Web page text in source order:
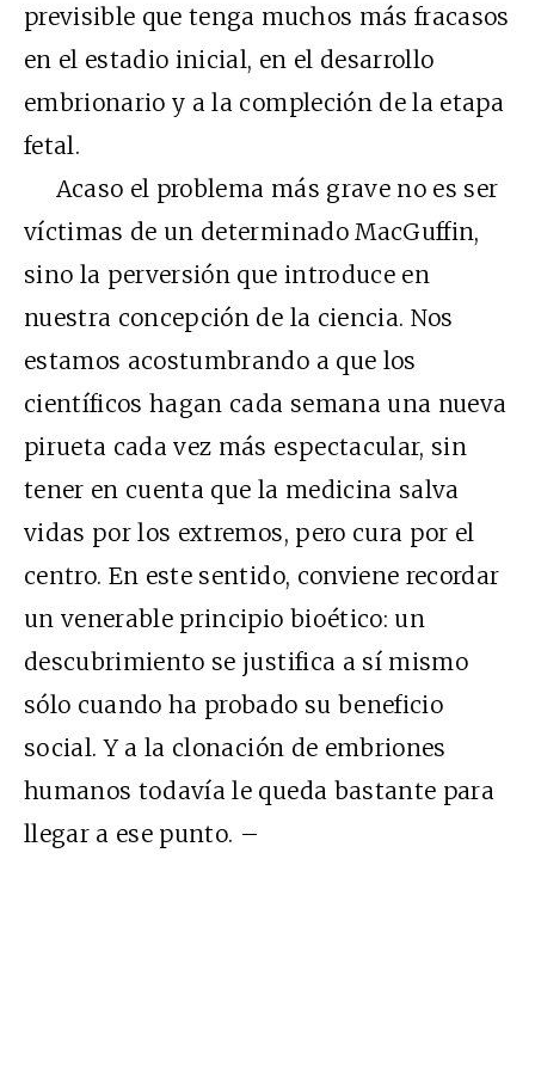
previsible que tenga muchos más fracasos
en el estadio inicial, en el desarrollo
embrionario y a la compleción de la etapa
fetal.
Acaso el problema más grave no es ser
víctimas de un determinado MacGuffin,
sino la perversión que introduce en
nuestra concepción de la ciencia. Nos
estamos acostumbrando a que los
científicos hagan cada semana una nueva
pirueta cada vez más espectacular, sin
tener en cuenta que la medicina salva
vidas por los extremos, pero cura por el
centro. En este sentido, conviene recordar
un venerable principio bioético: un
descubrimiento se justifica a sí mismo
sólo cuando ha probado su beneficio
social. Y a la clonación de embriones
humanos todavía le queda bastante para
llegar a ese punto. –